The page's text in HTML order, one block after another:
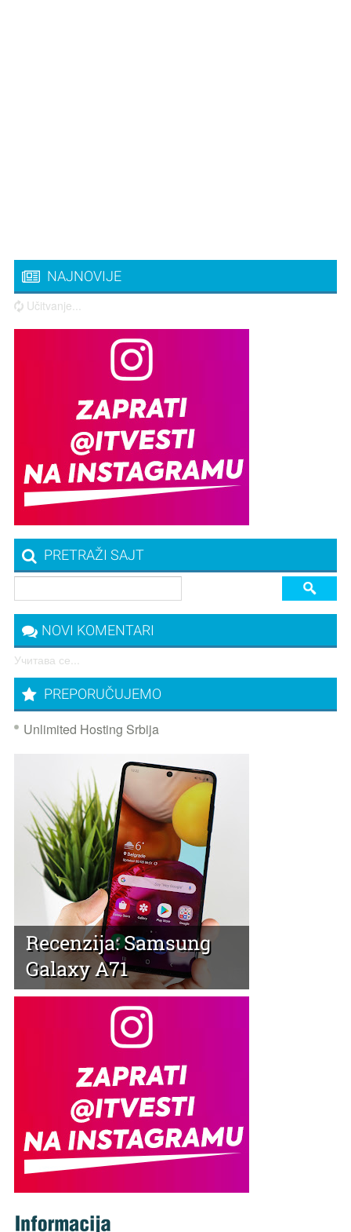
NAJNOVIJE
Učitvanje...
PRETRAŽI SAJT
NOVI KOMENTARI
Учитава се...
PREPORUČUJEMO
Unlimited Hosting Srbija
Recenzija: Samsung
Galaxy A71